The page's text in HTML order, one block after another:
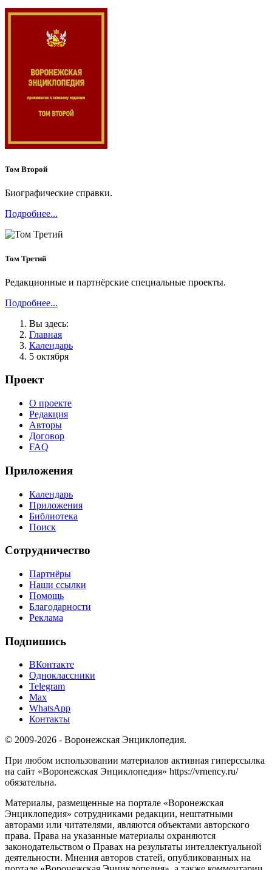
Том Второй
Биографические справки.
Подробнее...
Том Третий
Редакционные и партнёрские специальные проекты.
Подробнее...
Вы здесь:
Главная
Календарь
5 октября
Проект
О проекте
Редакция
Авторы
Договор
FAQ
Приложения
Календарь
Приложения
Библиотека
Поиск
Сотрудничество
Партнёры
Наши ссылки
Помощь
Благодарности
Реклама
Подпишись
ВКонтакте
Одноклассники
Telegram
Max
WhatsApp
Контакты
© 2009-2026 - Воронежская Энциклопедия.
При любом использовании материалов активная гиперссылка
на сайт «Воронежская Энциклопедия» https://vrnency.ru/
обязательна.
Материалы, размещенные на портале «Воронежская
Энциклопедия» сотрудниками редакции, нештатными
авторами или читателями, являются объектами авторского
права. Права на указанные материалы охраняются
законодательством о Правах на результаты интеллектуальной
деятельности. Мнения авторов статей, опубликованных на